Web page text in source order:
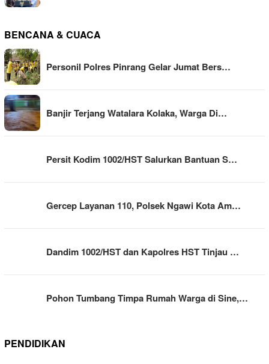
BENCANA & CUACA
Personil Polres Pinrang Gelar Jumat Bers…
Banjir Terjang Watalara Kolaka, Warga Di…
Persit Kodim 1002/HST Salurkan Bantuan S…
Gercep Layanan 110, Polsek Ngawi Kota Am…
Dandim 1002/HST dan Kapolres HST Tinjau …
Pohon Tumbang Timpa Rumah Warga di Sine,…
PENDIDIKAN